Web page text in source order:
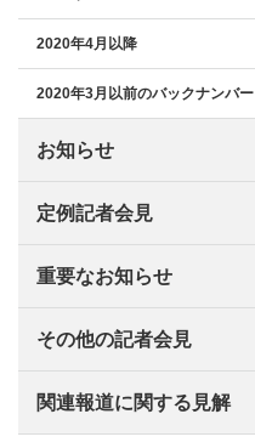
2020年4月以降
2020年3月以前のバックナンバー
お知らせ
定例記者会見
重要なお知らせ
その他の記者会見
関連報道に関する見解